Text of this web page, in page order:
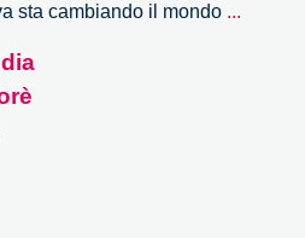
sta cambiando il mondo ...